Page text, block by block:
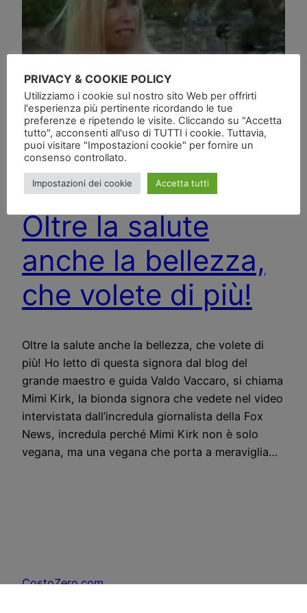
Oltre la salute
anche la bellezza,
che volete di più!
Oltre la salute anche la bellezza, che volete di
più! Ho letto di questa signora dal blog del
grande maestro e guida Valdo Vaccaro, si chiama
Mimi Kirk, la bionda signora che vedete nel video
intervistata dall’incredula giornalista della Fox
News, incredula perché Mimi Kirk non è solo
vegana, ma una vegana che porta a meraviglia…
CostoZero.com
PRIVACY & COOKIE POLICY
Utilizziamo i cookie sul nostro sito Web per offrirti
l'esperienza più pertinente ricordando le tue
preferenze e ripetendo le visite. Cliccando su "Accetta
tutto", acconsenti all'uso di TUTTI i cookie. Tuttavia,
puoi visitare "Impostazioni cookie" per fornire un
consenso controllato.
Impostazioni dei cookie Accetta tutti